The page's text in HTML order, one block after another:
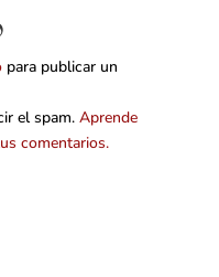
para publicar un
el spam. Aprende
comentarios.